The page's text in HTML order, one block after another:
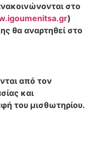
στο
)
θα αναρτηθεί στο
από τον
και
του μισθωτηρίου.